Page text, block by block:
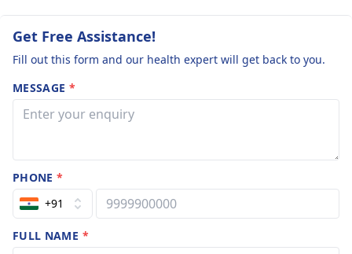
Get Free Assistance!
Fill out this form and our health expert will get back to you.
MESSAGE *
PHONE*
+91
FULL NAME *